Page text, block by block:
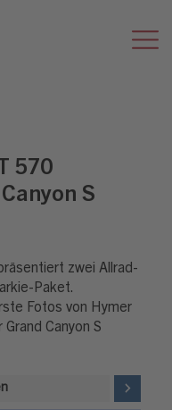
570
S
zwei Allrad-
Paket.
Fotos von Hymer
Canyon S